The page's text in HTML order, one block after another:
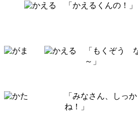
「かえるくんの！」
「もくぞう
～」
「みなさん、しっ
ね！」